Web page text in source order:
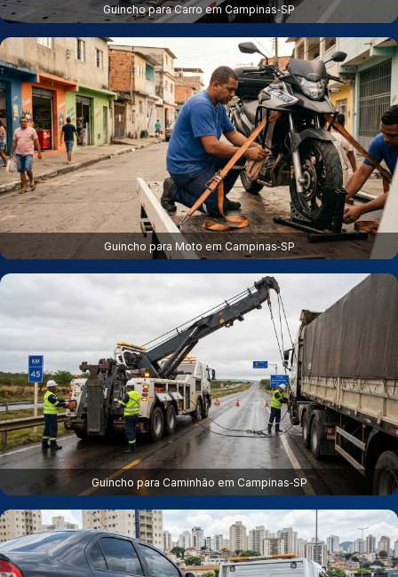
Guincho para Carro em Campinas‑SP
Guincho para Moto em Campinas‑SP
Guincho para Caminhão em Campinas‑SP